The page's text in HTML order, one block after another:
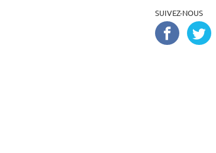
SUIVEZ-NOUS